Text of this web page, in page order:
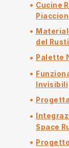
Cucine
del
Palette
Invisibili
Space